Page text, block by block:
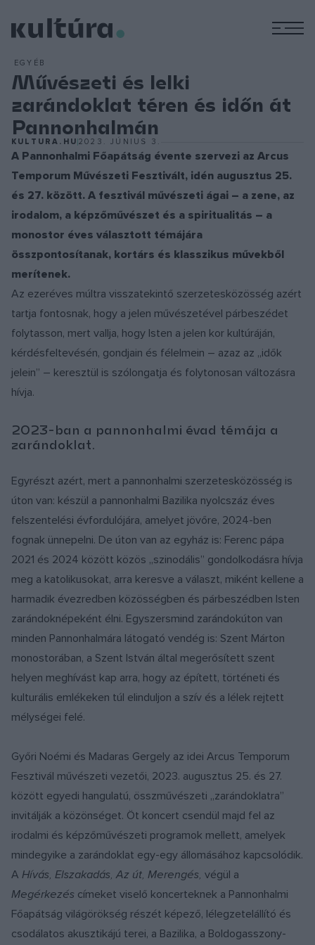
EGYÉB
Művészeti és lelki
zarándoklat téren és időn át
Pannonhalmán
KULTURA.HU 2023. JÚNIUS 3.
A Pannonhalmi Főapátság évente szervezi az Arcus
Temporum Művészeti Fesztivált, idén augusztus 25.
és 27. között. A fesztivál művészeti ágai – a zene, az
irodalom, a képzőművészet és a spiritualitás – a
monostor éves választott témájára
összpontosítanak, kortárs és klasszikus művekből
merítenek.
Az ezeréves múltra visszatekintő szerzetesközösség azért
tartja fontosnak, hogy a jelen művészetével párbeszédet
folytasson, mert vallja, hogy Isten a jelen kor kultúráján,
kérdésfeltevésén, gondjain és félelmein – azaz az „idők
jelein” – keresztül is szólongatja és folytonosan változásra
hívja.
2023-ban a pannonhalmi évad témája a
zarándoklat.
Egyrészt azért, mert a pannonhalmi szerzetesközösség is
úton van: készül a pannonhalmi Bazilika nyolcszáz éves
felszentelési évfordulójára, amelyet jövőre, 2024-ben
fognak ünnepelni. De úton van az egyház is: Ferenc pápa
2021 és 2024 között közös „szinodális” gondolkodásra hívja
meg a katolikusokat, arra keresve a választ, miként kellene a
harmadik évezredben közösségben és párbeszédben Isten
zarándoknépeként élni. Egyszersmind zarándokúton van
minden Pannonhalmára látogató vendég is: Szent Márton
monostorában, a Szent István által megerősített szent
helyen meghívást kap arra, hogy az épített, történeti és
kulturális emlékeken túl elinduljon a szív és a lélek rejtett
mélységei felé.
Győri Noémi és Madaras Gergely az idei Arcus Temporum
Fesztivál művészeti vezetői, 2023. augusztus 25. és 27.
között egyedi hangulatú, összművészeti „zarándoklatra”
invitálják a közönséget. Öt koncert csendül majd fel az
irodalmi és képzőművészeti programok mellett, amelyek
mindegyike a zarándoklat egy-egy állomásához kapcsolódik.
A Hívás, Elszakadás, Az út, Merengés, végül a
Megérkezés címeket viselő koncerteknek a Pannonhalmi
Főapátság világörökség részét képező, lélegzetelállító és
csodálatos akusztikájú terei, a Bazilika, a Boldogasszony-